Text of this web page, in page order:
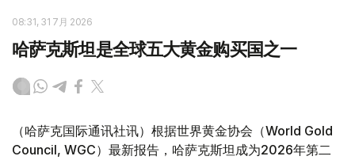
08:31, 31 7月 2026
哈萨克斯坦是全球五大黄金购买国之一
（哈萨克国际通讯社讯）根据世界黄金协会（World Gold
Council, WGC）最新报告，哈萨克斯坦成为2026年第二